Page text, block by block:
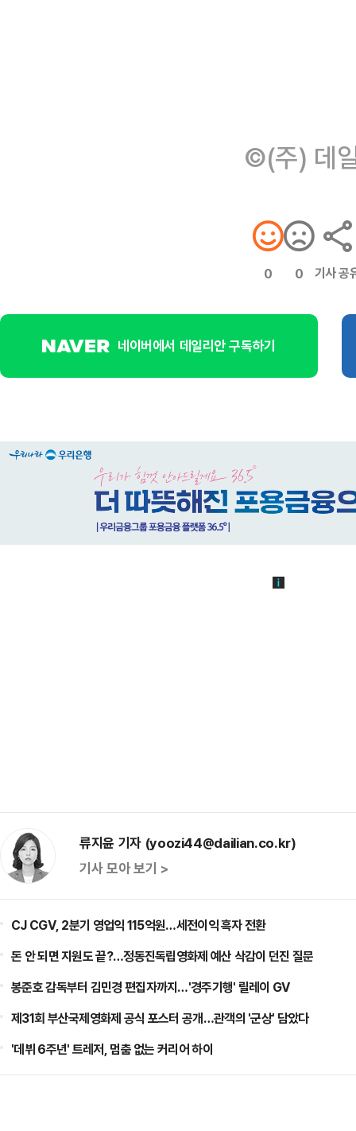
©(주) 데
0 0 기사 공
네이버에서 데일리안 구독하기
류지윤 기자 (yoozi44@dailian.co.kr)
기사 모아 보기 >
CJ CGV, 2분기 영업익 115억원…세전이익 흑자 전환
돈 안 되면 지원도 끝?…정동진독립영화제 예산 삭감이 던진 질문
봉준호 감독부터 김민경 편집자까지…'경주기행' 릴레이 GV
제31회 부산국제영화제 공식 포스터 공개…관객의 '군상' 담았다
'데뷔 6주년' 트레저, 멈춤 없는 커리어 하이